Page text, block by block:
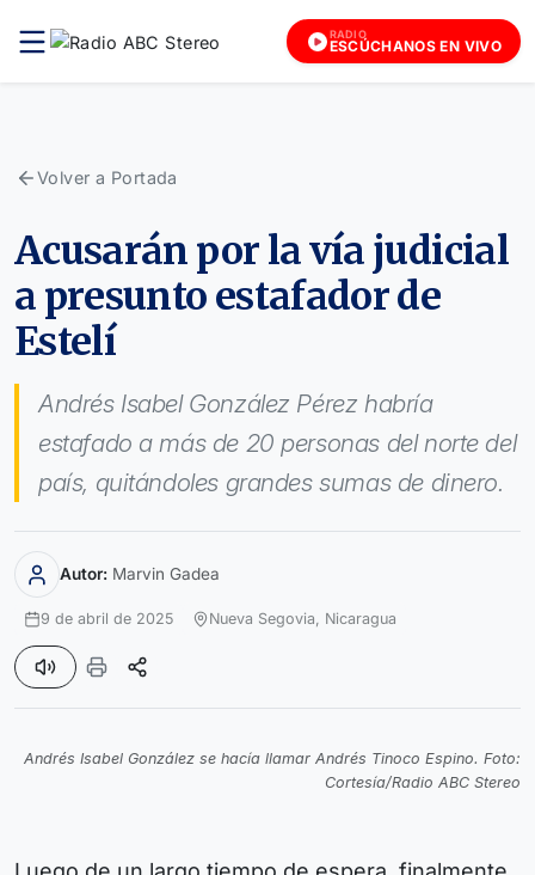
RADIO
ESCÚCHANOS EN VIVO
Volver a Portada
Acusarán por la vía judicial
a presunto estafador de
Estelí
Andrés Isabel González Pérez habría
estafado a más de 20 personas del norte del
país, quitándoles grandes sumas de dinero.
Autor: Marvin Gadea
9 de abril de 2025 Nueva Segovia, Nicaragua
Andrés Isabel González se hacía llamar Andrés Tinoco Espino. Foto:
Cortesía/Radio ABC Stereo